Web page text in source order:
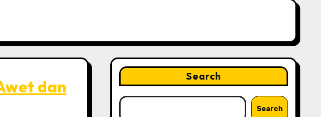
dan
Search
Search